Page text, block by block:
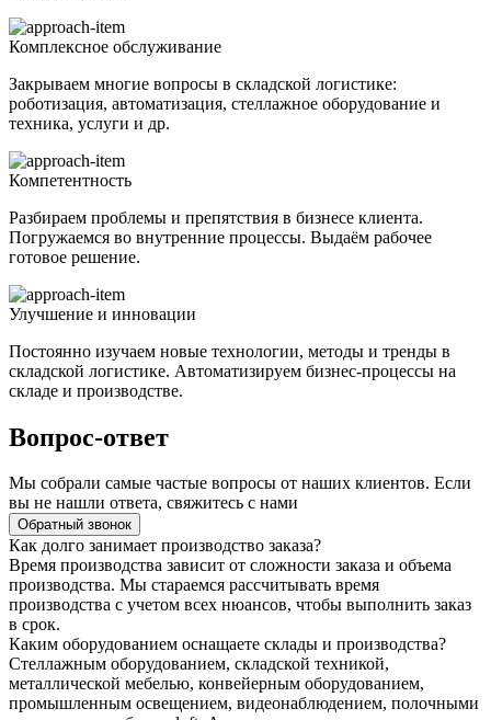
Комплексное обслуживание
Закрываем многие вопросы в складской логистике:
роботизация, автоматизация, стеллажное оборудование и
техника, услуги и др.
Компетентность
Разбираем проблемы и препятствия в бизнесе клиента.
Погружаемся во внутренние процессы. Выдаём рабочее
готовое решение.
Улучшение и инновации
Постоянно изучаем новые технологии, методы и тренды в
складской логистике. Автоматизируем бизнес-процессы на
складе и производстве.
Вопрос-ответ
Мы собрали самые частые вопросы от наших клиентов. Если
вы не нашли ответа, свяжитесь с нами
Обратный звонок
Как долго занимает производство заказа?
Время производства зависит от сложности заказа и объема
производства. Мы стараемся рассчитывать время
производства с учетом всех нюансов, чтобы выполнить заказ
в срок.
Каким оборудованием оснащаете склады и производства?
Стеллажным оборудованием, складской техникой,
металлической мебелью, конвейерным оборудованием,
промышленным освещением, видеонаблюдением, полочными